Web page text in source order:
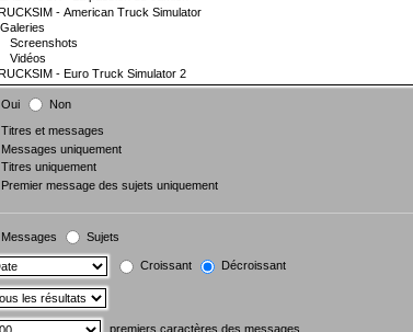
Oui Non
Titres et messages
Messages uniquement
Titres uniquement
Premier message des sujets uniquement
Messages Sujets
Croissant Décroissant
premiers caractères des messages